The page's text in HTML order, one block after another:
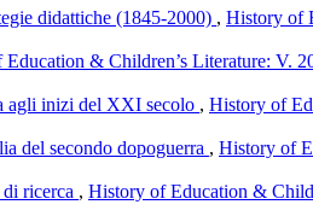
didattiche (1845-2000) , History of
& Children’s Literature: V.
agli inizi del XXI secolo , History of
del secondo dopoguerra , History of
ricerca , History of Education &